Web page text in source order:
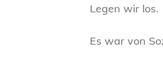
Legen wir los.
Es war von